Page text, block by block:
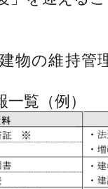
の維持管
覧（例）